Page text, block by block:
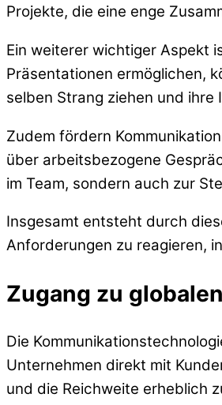
Projekte, die eine enge
Ein weiterer wichtiger Aspekt
Präsentationen ermöglichen,
selben Strang ziehen und
Zudem fördern
über arbeitsbezogene
im Team, sondern auch zur
Insgesamt entsteht durch
Anforderungen zu reagieren,
Zugang zu
Die
Unternehmen direkt mit
und die Reichweite erheblich